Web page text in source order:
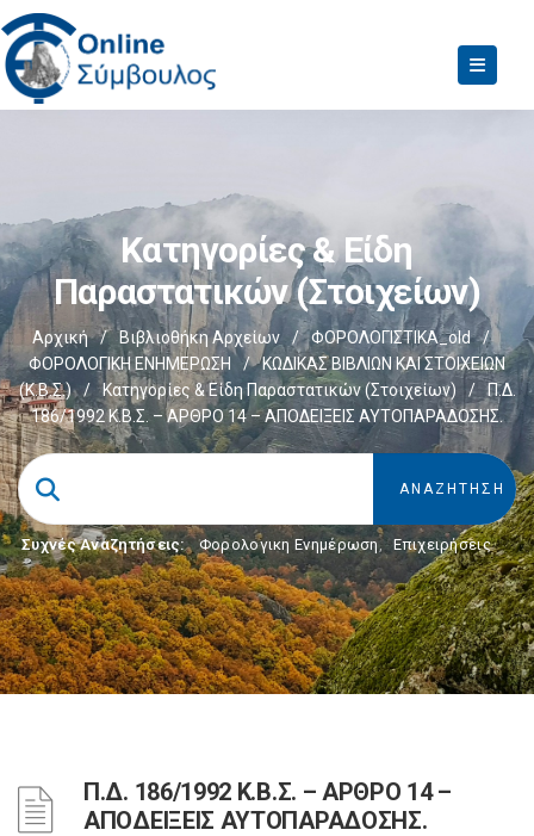
Κατηγορίες & Είδη
Παραστατικών (στοιχείων)
Αρχική / Βιβλιοθήκη Αρχείων / ΦΟΡΟΛΟΓΙΣΤΙΚΑ_old
/
ΦΟΡΟΛΟΓΙΚΗ ΕΝΗΜΕΡΩΣΗ
/
ΚΩΔΙΚΑΣ ΒΙΒΛΙΩΝ ΚΑΙ ΣΤΟΙΧΕΙΩΝ
(Κ.Β.Σ.)
/ Κατηγορίες & Είδη Παραστατικών (στοιχείων) /
Π.Δ.
186/1992 Κ.Β.Σ. – ΑΡΘΡΟ 14 – ΑΠΟΔΕΙΞΕΙΣ ΑΥΤΟΠΑΡΑΔΟΣΗΣ.
Συχνές Αναζητήσεις: Φορολογικη Ενημέρωση, Επιχειρήσεις
Π.Δ. 186/1992 Κ.Β.Σ. – ΑΡΘΡΟ 14 –
ΑΠΟΔΕΙΞΕΙΣ ΑΥΤΟΠΑΡΑΔΟΣΗΣ.